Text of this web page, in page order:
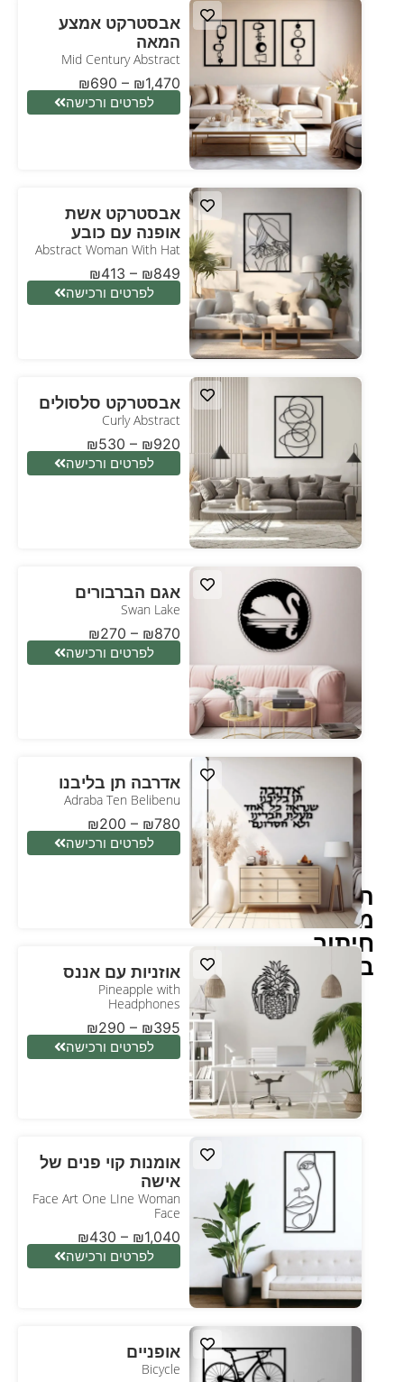
תמונת
מתכת
חיתוך
בלייזר
אבסטרקט אמצע
המאה
Mid Century Abstract
₪690 – ₪1,470
לפרטים ורכישה
אבסטרקט אשת
אופנה עם כובע
Abstract Woman With Hat
₪413 – ₪849
לפרטים ורכישה
אבסטרקט סלסולים
Curly Abstract
₪530 – ₪920
לפרטים ורכישה
אגם הברבורים
Swan Lake
₪270 – ₪870
לפרטים ורכישה
אדרבה תן בליבנו
Adraba Ten Belibenu
₪200 – ₪780
לפרטים ורכישה
אוזניות עם אננס
Pineapple with
Headphones
₪290 – ₪395
לפרטים ורכישה
אומנות קוי פנים של
אישה
Face Art One LIne Woman
Face
₪430 – ₪1,040
לפרטים ורכישה
אופניים
Bicycle